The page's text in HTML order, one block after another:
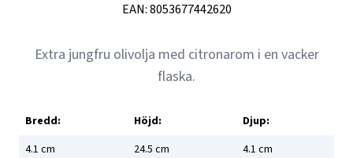
EAN:8053677442620
Extra jungfru olivolja med citronarom i en vacker
flaska.
Bredd: Höjd:
Djup:
4.1 cm 24.5 cm 4.1 cm